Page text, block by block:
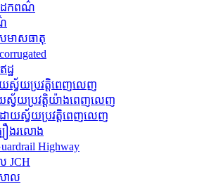
ែកពណ៌
មាសធាតុ
ឋ
យស្វ័យប្រវត្តិពេញលេញ
យស្វ័យប្រវត្តិយ៉ាងពេញលេញ
ដោយស្វ័យប្រវត្តិពេញលេញ
ឿងរលោង
Highway
JCH
ាល